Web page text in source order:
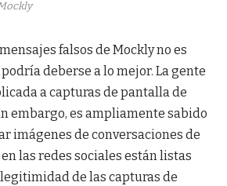
falsos de Mockly no es
deberse a lo mejor. La gente
a capturas de pantalla de
embargo, es ampliamente sabido
imágenes de conversaciones de
las redes sociales están listas
de las capturas de